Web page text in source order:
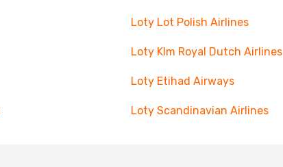
Loty Lot Polish Airlines
Loty Klm Royal Dutch Airlines
Loty Etihad Airways
Loty Scandinavian Airlines